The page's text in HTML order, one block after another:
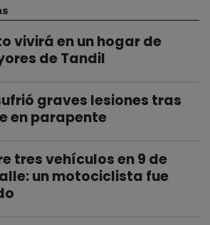
vivirá en un hogar de
de Tandil
graves lesiones tras
en parapente
tres vehículos en 9 de
un motociclista fue